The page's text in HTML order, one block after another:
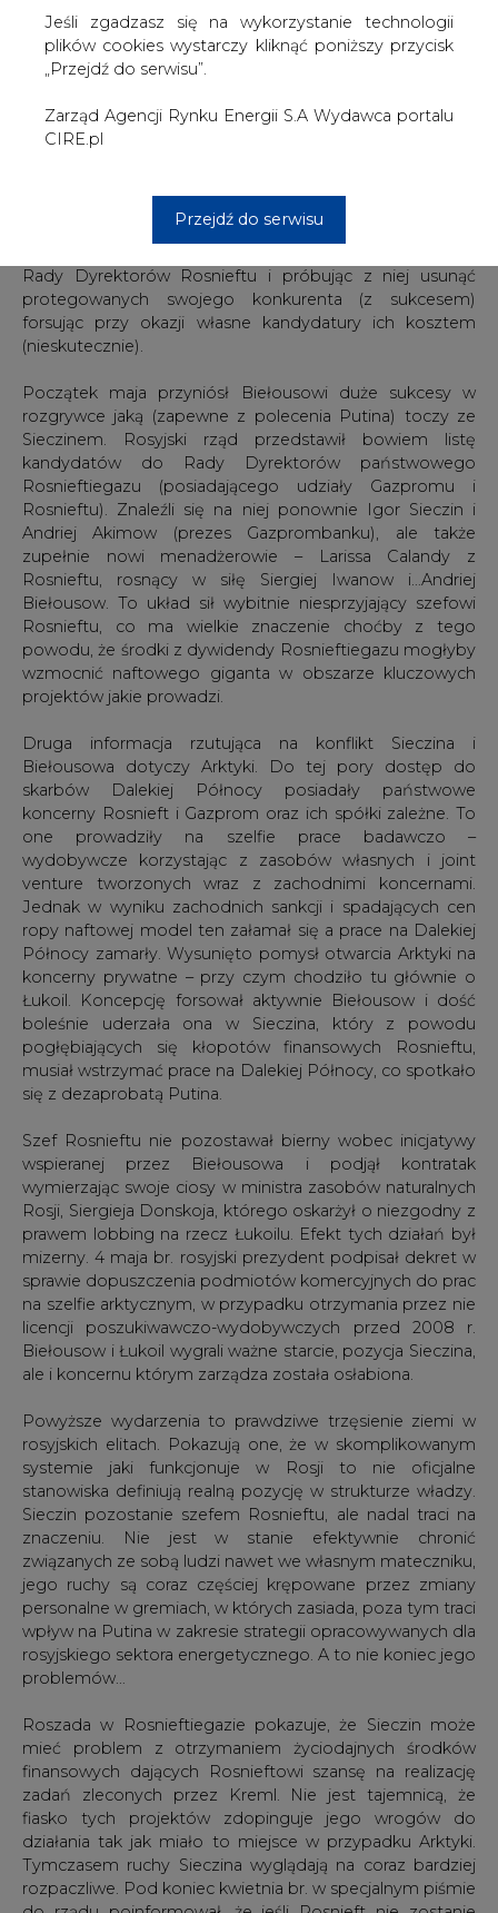
Jeśli zgadzasz się na wykorzystanie technologii
plików cookies wystarczy kliknąć poniższy przycisk
„Przejdź do serwisu”.
Zarząd Agencji Rynku Energii S.A Wydawca portalu
CIRE.pl
Przejdź do serwisu
pozostaje on ważnym elementem zapewniającym
równowagę w obrębie rosyjskiej elity władzy, to jednak
nadal słabnie.
Na szczególną uwagę zasługują przynajmniej dwie
informacje z ostatnich dni, za pomocą których można
Władimira Putina – Andrieja Biełousowa, który już w
Rady Dyrektorów Rosnieftu i próbując z niej usunąć
protegowanych swojego konkurenta (z sukcesem)
forsując przy okazji własne kandydatury ich kosztem
(nieskutecznie).
Początek maja przyniósł Biełousowi duże sukcesy w
rozgrywce jaką (zapewne z polecenia Putina) toczy ze
Sieczinem. Rosyjski rząd przedstawił bowiem listę
kandydatów do Rady Dyrektorów państwowego
Rosnieftiegazu (posiadającego udziały Gazpromu i
Rosnieftu). Znaleźli się na niej ponownie Igor Sieczin i
Andriej Akimow (prezes Gazprombanku), ale także
zupełnie nowi menadżerowie – Larissa Calandy z
Rosnieftu, rosnący w siłę Siergiej Iwanow i…Andriej
Biełousow. To układ sił wybitnie niesprzyjający szefowi
Rosnieftu, co ma wielkie znaczenie choćby z tego
powodu, że środki z dywidendy Rosnieftiegazu mogłyby
wzmocnić naftowego giganta w obszarze kluczowych
projektów jakie prowadzi.
Druga informacja rzutująca na konflikt Sieczina i
Biełousowa dotyczy Arktyki. Do tej pory dostęp do
skarbów Dalekiej Północy posiadały państwowe
koncerny Rosnieft i Gazprom oraz ich spółki zależne. To
one prowadziły na szelfie prace badawczo –
wydobywcze korzystając z zasobów własnych i joint
venture tworzonych wraz z zachodnimi koncernami.
Jednak w wyniku zachodnich sankcji i spadających cen
ropy naftowej model ten załamał się a prace na Dalekiej
Północy zamarły. Wysunięto pomysł otwarcia Arktyki na
koncerny prywatne – przy czym chodziło tu głównie o
Łukoil. Koncepcję forsował aktywnie Biełousow i dość
boleśnie uderzała ona w Sieczina, który z powodu
pogłębiających się kłopotów finansowych Rosnieftu,
musiał wstrzymać prace na Dalekiej Północy, co spotkało
się z dezaprobatą Putina.
Szef Rosnieftu nie pozostawał bierny wobec inicjatywy
wspieranej przez Biełousowa i podjął kontratak
wymierzając swoje ciosy w ministra zasobów naturalnych
Rosji, Siergieja Donskoja, którego oskarżył o niezgodny z
prawem lobbing na rzecz Łukoilu. Efekt tych działań był
mizerny. 4 maja br. rosyjski prezydent podpisał dekret w
sprawie dopuszczenia podmiotów komercyjnych do prac
na szelfie arktycznym, w przypadku otrzymania przez nie
licencji poszukiwawczo-wydobywczych przed 2008 r.
Biełousow i Łukoil wygrali ważne starcie, pozycja Sieczina,
ale i koncernu którym zarządza została osłabiona.
Powyższe wydarzenia to prawdziwe trzęsienie ziemi w
rosyjskich elitach. Pokazują one, że w skomplikowanym
systemie jaki funkcjonuje w Rosji to nie oficjalne
stanowiska definiują realną pozycję w strukturze władzy.
Sieczin pozostanie szefem Rosnieftu, ale nadal traci na
znaczeniu. Nie jest w stanie efektywnie chronić
związanych ze sobą ludzi nawet we własnym mateczniku,
jego ruchy są coraz częściej krępowane przez zmiany
personalne w gremiach, w których zasiada, poza tym traci
wpływ na Putina w zakresie strategii opracowywanych dla
rosyjskiego sektora energetycznego. A to nie koniec jego
problemów…
Roszada w Rosnieftiegazie pokazuje, że Sieczin może
mieć problem z otrzymaniem życiodajnych środków
finansowych dających Rosnieftowi szansę na realizację
zadań zleconych przez Kreml. Nie jest tajemnicą, że
fiasko tych projektów zdopinguje jego wrogów do
działania tak jak miało to miejsce w przypadku Arktyki.
Tymczasem ruchy Sieczina wyglądają na coraz bardziej
rozpaczliwe. Pod koniec kwietnia br. w specjalnym piśmie